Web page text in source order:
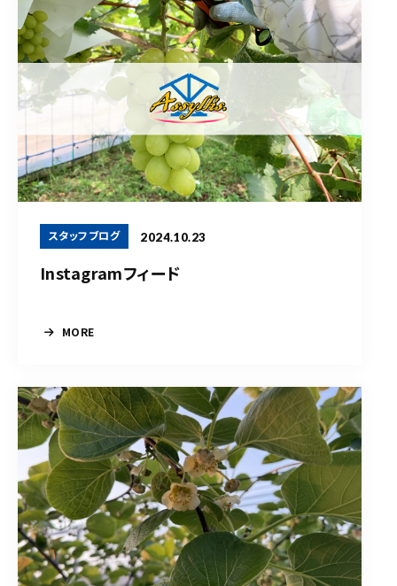
スタッフブログ 2024.10.23
Instagramフィード
MORE